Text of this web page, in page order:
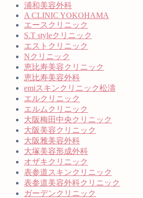
浦和美容外科
A CLINIC YOKOHAMA
エースクリニック
S.T styleクリニック
エストクリニック
Nクリニック
恵比寿美容クリニック
恵比寿美容外科
emiスキンクリニック松濤
エルクリニック
エルムクリニック
大阪梅田中央クリニック
大阪美容クリニック
大阪雅美容外科
大塚美容形成外科
オザキクリニック
表参道スキンクリニック
表参道美容外科クリニック
ガーデンクリニック